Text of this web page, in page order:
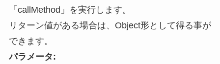
「callMethod」を実行します。
リターン値がある場合は、Object形として得る事が
できます。
パラメータ: